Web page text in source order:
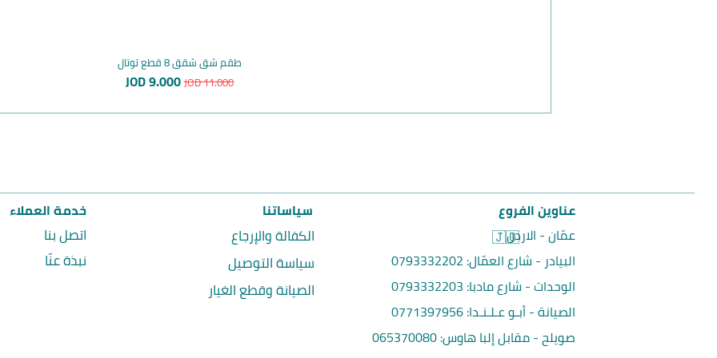
طقم شق شقق 8 قطع توتال
سعر عادي
JOD 11.000سعر البيع
JOD 9.000
خدمة العملاء
اتصل بنا
نبذة عنّا
سياساتنا
الكفالة والإرجاع
سياسة التوصيل
الصيانة وقطع الغيار
عناوين الفروع
🇯🇴عمّان - الاردن
البيادر - شارع العمّال: 0793332202
الوحدات - شارع مادبا: 0793332203
الصيانة - أبـو عـلـنـدا:0771397956
صويلح - مقابل إلبا هاوس:
065370080